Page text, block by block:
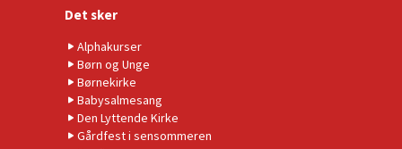
Det sker
Alphakurser
Børn og Unge
Børnekirke
Babysalmesang
Den Lyttende Kirke
Gårdfest i sensommeren